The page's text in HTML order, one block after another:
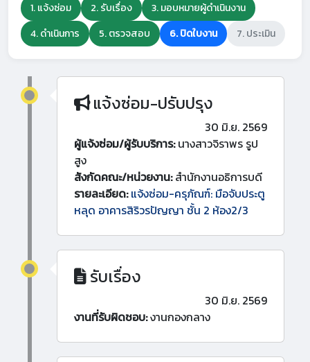
1. แจ้งซ่อม 2. รับเรื่อง
3. มอบหมายผู้ดำเนินงาน
4. ดำเนินการ
5. ตรวจสอบ 6. ปิดใบงาน 7. ประเมิน
แจ้งซ่อม-ปรับปรุง
30 มิ.ย. 2569
ผู้แจ้งซ่อม/ผู้รับบริการ:นางสาวจิราพร รูป
สูง
สังกัดคณะ/หน่วยงาน:สำนักงานอธิการบดี
รายละเอียด: แจ้งซ่อม-ครุภัณฑ์: มือจับประตู
หลุด อาคารสิริวรปัญญา ชั้น 2 ห้อง2/3
รับเรื่อง
30 มิ.ย. 2569
งานที่รับผิดชอบ:งานกองกลาง